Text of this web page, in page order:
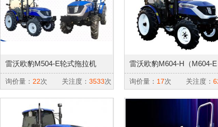
雷沃欧豹M504-E轮式拖拉机
询价量： 22次 关注度： 3533次
雷沃欧豹M604-H（M604-
式拖拉机
询价量： 17次 关注度：